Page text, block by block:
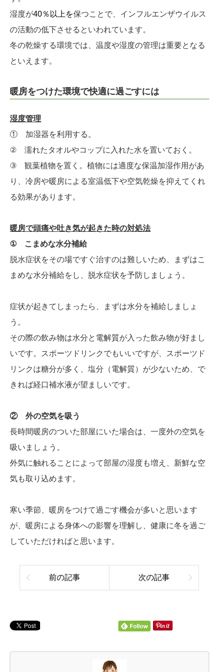
湿度が40％以上を保つことで、インフルエンザウイルス
の活動の低下させるといわれています。
冬の乾燥する環境では、温度や湿度の管理は重要となる
といえます。
暖房をつけた環境で快適に過ごすには
湿度管理
① 加湿器を利用する。
② 濡れたタオルやコップに入れた水を置いておく。
③ 観葉植物を置く。植物には適度な保温加湿作用があ
り、冷房や暖房による室温低下や空気乾燥を抑えてくれ
る効果があります。
暖房で頭痛や吐き気が起きた時の対処法
① こまめな水分補給
脱水症状をその場ですぐ治すのは難しいため、まずはこ
まめな水分補給をし、脱水症状を予防しましょう。
症状が起きてしまったら、まずは水分を補給しましょ
う。
その際の飲み物は水分と電解質が入った飲み物が好まし
いです。スポーツドリンクでもいいですが、スポーツド
リンクは糖分が多く、塩分（電解質）が少ないため、で
きれば経口補水液が望ましいです。
② 外の空気を吸う
長時間暖房のついた部屋にいた場合は、一度外の空気を
吸いましょう。
外気に触れることによって部屋の湿度も増え、新鮮な空
気も取り込めます。
寒い季節、暖房をつけて過ごす機会が多いと思います
が、暖房による身体への影響を理解し、健康に冬を過ご
していただければと思います。
前の記事 次の記事